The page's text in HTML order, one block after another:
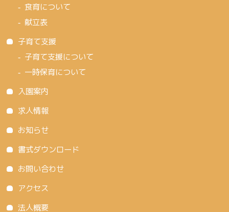
食育について
献立表
子育て支援
子育て支援について
一時保育について
入園案内
求人情報
お知らせ
書式ダウンロード
お問い合わせ
アクセス
法人概要